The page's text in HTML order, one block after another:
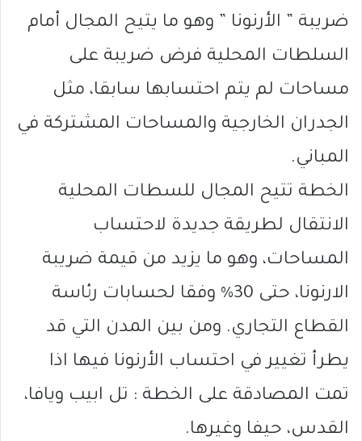
ضريبة ” الأرنونا ” وهو ما يتيح المجال أمام
السلطات المحلية فرض ضريبة على
مساحات لم يتم احتسابها سابقا، مثل
الجدران الخارجية والمساحات المشتركة في
المباني.
الخطة تتيح المجال للسطات المحلية
الانتقال لطريقة جديدة لاحتساب
المساحات، وهو ما يزيد من قيمة ضريبة
الارنونا، حتى 30% وفقا لحسابات رئاسة
القطاع التجاري. ومن بين المدن التي قد
يطرأ تغيير في احتساب الأرنونا فيها اذا
تمت المصادقة على الخطة : تل ابيب ويافا،
القدس، حيفا وغيرها.